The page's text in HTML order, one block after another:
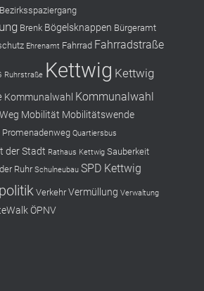
Bezirksspaziergang
Brenk Bögelsknappen Bürgeramt
Ehrenamt Fahrrad Fahrradstraße
Ruhrstraße Kettwig Kettwig
Kommunalwahl Kommunalwahl
Mobilität Mobilitätswende
Promenadenweg Quartiersbus
der Stadt Rathaus Kettwig Sauberkeit
Ruhr Schulneubau SPD Kettwig
Verkehr Vermüllung Verwaltung
ÖPNV